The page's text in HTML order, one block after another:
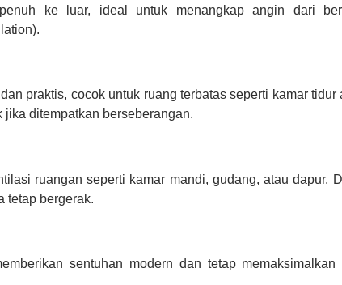
ke luar, ideal untuk menangkap angin dari
praktis, cocok untuk ruang terbatas seperti kamar tidur
ditempatkan berseberangan.
ruangan seperti kamar mandi, gudang, atau dapur.
tetap bergerak.
sentuhan modern dan tetap